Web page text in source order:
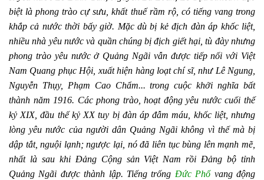
biệt là phong trào cự sưu, khất thuế rầm rộ, có tiếng vang trong
khắp cả nước thời bấy giờ. Mặc dù bị kẻ địch đàn áp khốc liệt,
nhiều nhà yêu nước và quần chúng bị địch giết hại, tù đày nhưng
phong trào yêu nước ở Quảng Ngãi vẫn được tiếp nối với Việt
Nam Quang phục Hội, xuất hiện hàng loạt chí sĩ, như Lê Ngung,
Nguyễn Thụy, Phạm Cao Chẩm... trong cuộc khởi nghĩa bất
thành năm 1916. Các phong trào, hoạt động yêu nước cuối thế
kỷ XIX, đầu thế kỷ XX tuy bị đàn áp đẫm máu, khốc liệt, nhưng
lòng yêu nước của người dân Quảng Ngãi không vì thế mà bị
dập tắt, nguội lạnh; ngược lại, nó đã liên tục bùng lên mạnh mẽ,
nhất là sau khi Ðảng Cộng sản Việt Nam rồi Đảng bộ tỉnh
Quảng Ngãi được thành lập. Tiếng trống Đức Phổvang động